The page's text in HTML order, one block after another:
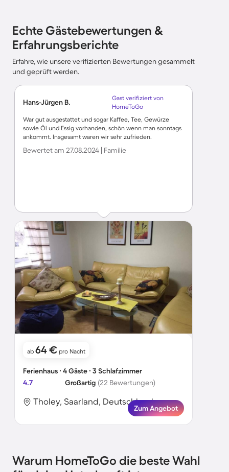
Echte Gästebewertungen &
Erfahrungsberichte
Erfahre, wie unsere verifizierten Bewertungen gesammelt
und geprüft werden.
Hans-Jürgen B.
Gast verifiziert von
HomeToGo
War gut ausgestattet und sogar Kaffee, Tee, Gewürze
sowie Öl und Essig vorhanden, schön wenn man sonntags
ankommt. Insgesamt waren wir sehr zufrieden.
Bewertet am 27.08.2024 | Familie
ab 64 € pro Nacht
Ferienhaus ∙ 4 Gäste ∙ 3 Schlafzimmer
4.7
Großartig (22 Bewertungen)
Tholey, Saarland, Deutschland
Zum Angebot
Warum HomeToGo die beste Wahl